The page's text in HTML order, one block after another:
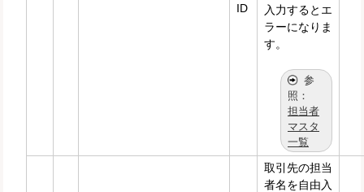
ID
入力するとエ
ラーになりま
す。
担当者
マスタ
一覧
取引先の担当
者名を自由入